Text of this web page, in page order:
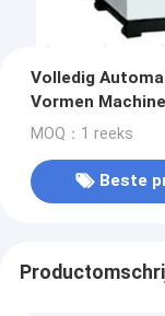
Volledig
Vormen Machine
MOQ：1 reeks
Beste